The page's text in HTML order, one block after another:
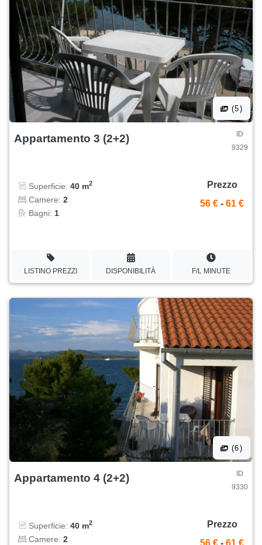
(5)
Appartamento 3 (2+2)
ID
9329
Superficie: 40 m2
Camere: 2
Bagni: 1
Prezzo
56 € - 61 €
LISTINO PREZZI DISPONIBILITÀ F/L MINUTE
(6)
Appartamento 4 (2+2)
ID
9330
Superficie: 40 m2
Camere: 2
Prezzo
56 € - 61 €